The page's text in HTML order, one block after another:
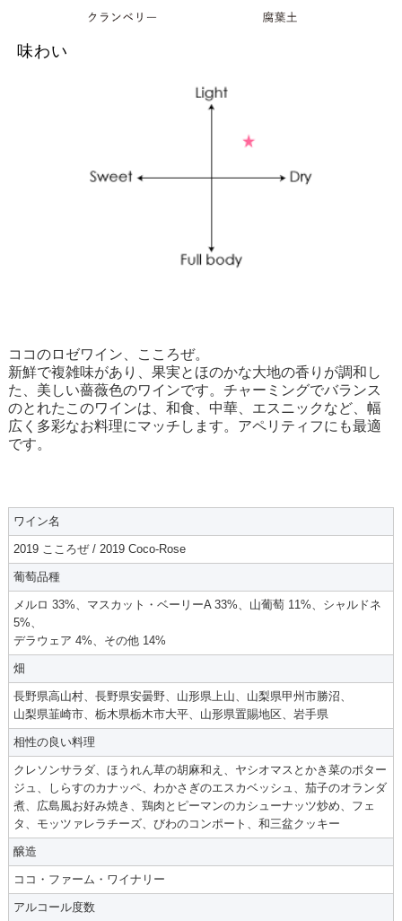
味わい
ココのロゼワイン、こころぜ。
新鮮で複雑味があり、果実とほのかな大地の香りが調和し
た、美しい薔薇色のワインです。チャーミングでバランス
のとれたこのワインは、和食、中華、エスニックなど、幅
広く多彩なお料理にマッチします。アペリティフにも最適
です。
ワイン名
2019 こころぜ / 2019 Coco-Rose
葡萄品種
メルロ 33%、マスカット・ベーリーA 33%、山葡萄 11%、シャルドネ
5%、
デラウェア 4%、その他 14%
畑
長野県高山村、長野県安曇野、山形県上山、山梨県甲州市勝沼、
山梨県韮崎市、栃木県栃木市大平、山形県置賜地区、岩手県
相性の良い料理
クレソンサラダ、ほうれん草の胡麻和え、ヤシオマスとかき菜のポター
ジュ、しらすのカナッペ、わかさぎのエスカベッシュ、茄子のオランダ
煮、広島風お好み焼き、鶏肉とピーマンのカシューナッツ炒め、フェ
タ、モッツァレラチーズ、びわのコンポート、和三盆クッキー
醸造
ココ・ファーム・ワイナリー
アルコール度数